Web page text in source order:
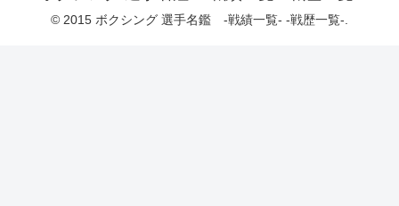
© 2015 ボクシング 選手名鑑 -戦績一覧- -戦歴一覧-.